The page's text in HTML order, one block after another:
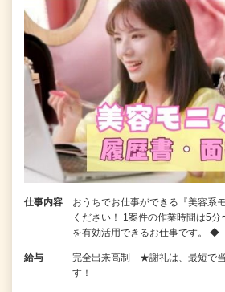
仕事内容
おうちでお仕事ができる『美容系
ください！ 1案件の作業時間は5
を有効活用できるお仕事です。 ◆
給与
完全出来高制 ★謝礼は、最短で当
す！